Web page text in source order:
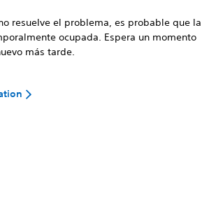
resuelve el problema, es probable que la
ocupada. Espera un momento
más tarde.